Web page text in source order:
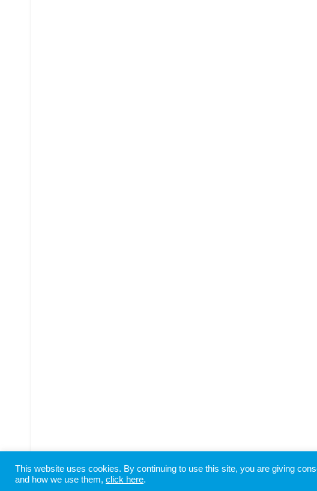
Copyright © SHIODOME PARTNERS All Rights Reserved
This website uses cookies. By continuing to use this site, you are giving
and how we use them, click here.